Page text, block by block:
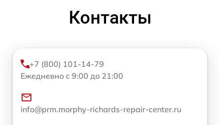
Контакты
+7 (800) 101-14-79
Ежедневно с 9:00 до 21:00
info@prm.morphy-richards-repair-center.ru